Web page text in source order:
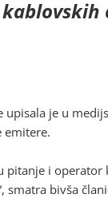
upisala je u
emitere.
pitanje i
bivša